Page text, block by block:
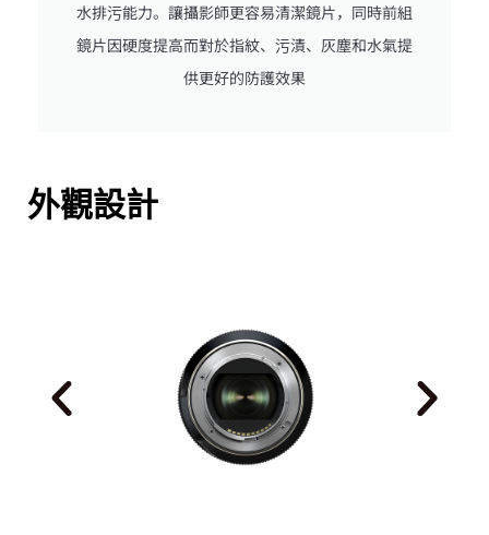
水排污能力。讓攝影師更容易清潔鏡片，同時前組
鏡片因硬度提高而對於指紋、污漬、灰塵和水氣提
供更好的防護效果
外觀設計